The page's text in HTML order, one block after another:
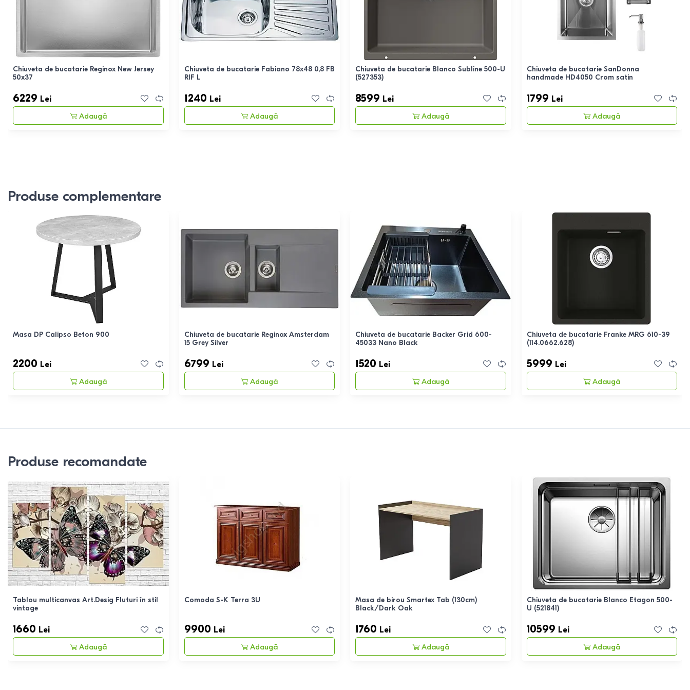
Chiuveta de bucatarie Reginox New Jersey
50x37
6229 Lei
Adaugă
Chiuveta de bucatarie Fabiano 78x48 0,8 FB
RIF L
1240 Lei
Adaugă
Chiuveta de bucatarie Blanco Subline 500-U
(527353)
8599 Lei
Adaugă
Chiuveta de bucatarie SanDonna
handmade HD4050 Crom satin
1799 Lei
Adaugă
Produse complementare
Masa DP Calipso Beton 900
2200 Lei
Adaugă
Chiuveta de bucatarie Reginox Amsterdam
15 Grey Silver
6799 Lei
Adaugă
Chiuveta de bucatarie Backer Grid 600-
45033 Nano Black
1520 Lei
Adaugă
Chiuveta de bucatarie Franke MRG 610-39
(114.0662.628)
5999 Lei
Adaugă
Produse recomandate
Tablou multicanvas Art.Desig Fluturi în stil
vintage
1660 Lei
Adaugă
Comoda S-K Terra 3U
9900 Lei
Adaugă
Masa de birou Smartex Tab (130cm)
Black/Dark Oak
1760 Lei
Adaugă
Chiuveta de bucatarie Blanco Etagon 500-
U (521841)
10599 Lei
Adaugă